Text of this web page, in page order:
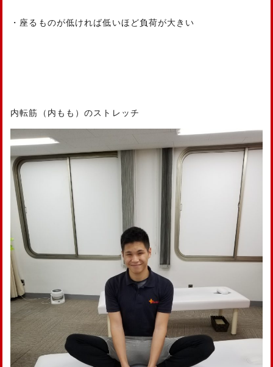
・座るものが低ければ低いほど負荷が大きい
内転筋（内もも）のストレッチ